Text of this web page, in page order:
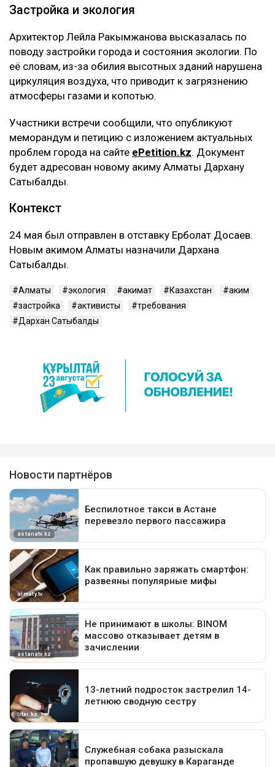
Застройка и экология
Архитектор Лейла Ракымжанова высказалась по
поводу застройки города и состояния экологии. По
её словам, из-за обилия высотных зданий нарушена
циркуляция воздуха, что приводит к загрязнению
атмосферы газами и копотью.
Участники встречи сообщили, что опубликуют
меморандум и петицию с изложением актуальных
проблем города на сайте ePetition.kz. Документ
будет адресован новому акиму Алматы Дархану
Сатыбалды.
Контекст
24 мая был отправлен в отставку Ерболат Досаев.
Новым акимом Алматы назначили Дархана
Сатыбалды.
Алматы экология акимат Казахстан
аким
застройка
активисты
требования
Дархан Сатыбалды